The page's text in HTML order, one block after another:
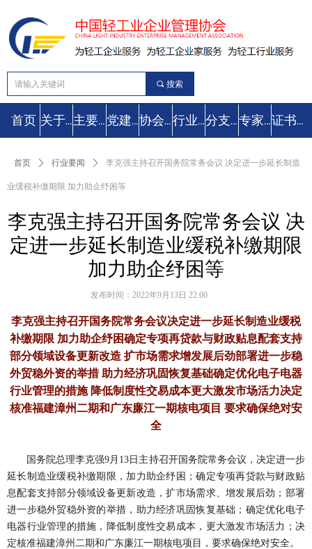
首页 关于协会 主要工作 党建工作 协会动态 行业要闻 分支机构 专家库 证书查询
끠 搜索
李克强主持召开国务院常务会议 决
定进一步延长制造业缓税补缴期限
加力助企纾困等
首页 ꄲ 行业要闻 ꄲ 李克强主持召开国务院常务会议 决定进一步延长制造
业缓税补缴期限 加力助企纾困等
李克强主持召开国务院常务会议决定进一步延长制造业缓税
补缴期限 加力助企纾困确定专项再贷款与财政贴息配套支持
部分领域设备更新改造 扩市场需求增发展后劲部署进一步稳
外贸稳外资的举措 助力经济巩固恢复基础确定优化电子电器
行业管理的措施 降低制度性交易成本更大激发市场活力决定
核准福建漳州二期和广东廉江一期核电项目 要求确保绝对安
全
国务院总理李克强9月13日主持召开国务院常务会议，决定进一步
延长制造业缓税补缴期限，加力助企纾困；确定专项再贷款与财政贴
息配套支持部分领域设备更新改造，扩市场需求、增发展后劲；部署
进一步稳外贸稳外资的举措，助力经济巩固恢复基础；确定优化电子
电器行业管理的措施，降低制度性交易成本，更大激发市场活力；决
定核准福建漳州二期和广东廉江一期核电项目，要求确保绝对安全。
发布时间： 2022年9月13日 22:00